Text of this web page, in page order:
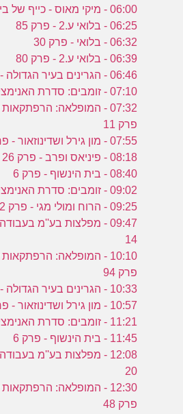
06:00 - מיקי מאוס - כייף של בית - פרק 25
06:25 - בלואי ע.2 - פרק 85
06:32 - בלואי - פרק 30
06:39 - בלואי ע.2 - פרק 80
06:46 - הגרינים בעיר הגדולה - פרק 24
07:10 - זומבים: סדרת האנימציה - פרק 6
פרק 11
07:55 - מון גירל ושדינוזאור - פרק 6
08:18 - פיניאס ופרב - פרק 26
08:40 - בית הינשוף - פרק 6
09:02 - זומבים: סדרת האנימציה - פרק 7
09:25 - הרוח ומולי מגי - פרק 2
14
פרק 94
10:33 - הגרינים בעיר הגדולה - פרק 5
10:57 - מון גירל ושדינוזאור - פרק 4
11:21 - זומבים: סדרת האנימציה - פרק 7
11:45 - בית הינשוף - פרק 6
20
פרק 48